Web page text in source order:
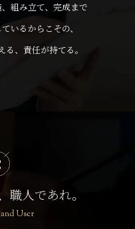
組み立て、完成まで
いるからこその、
、責任が持てる。
職人であれ。
User